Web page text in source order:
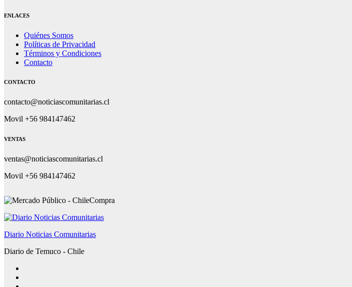
ENLACES
Quiénes Somos
Políticas de Privacidad
Términos y Condiciones
Contacto
CONTACTO
contacto@noticiascomunitarias.cl
Movil +56 984147462
VENTAS
ventas@noticiascomunitarias.cl
Movil +56 984147462
Diario Noticias Comunitarias
Diario de Temuco - Chile